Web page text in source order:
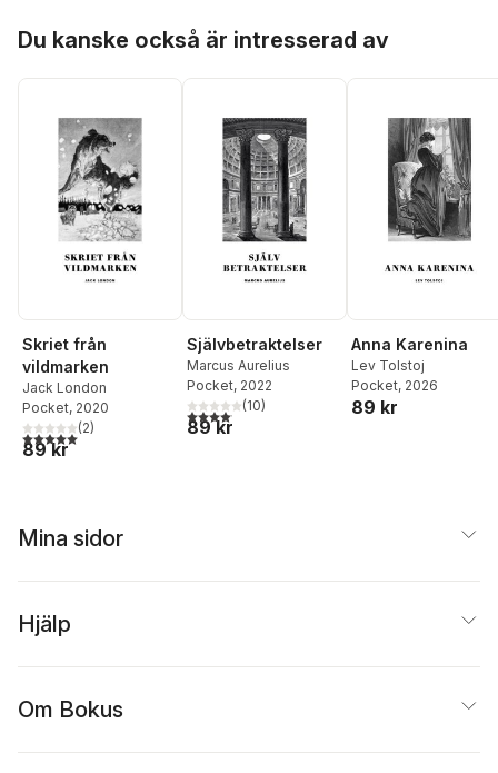
Du kanske också är intresserad av
Skriet från
vildmarken
Jack London
Pocket, 2020
5,0utav 5 stjärnor. Totalt antal röster:
(2)
89 kr
Självbetraktelser
Marcus Aurelius
Pocket, 2022
4,1utav 5 stjärnor. Totalt antal röster:
(10)
89 kr
Anna Karenina
Lev Tolstoj
Pocket, 2026
89 kr
Mina sidor
Hjälp
Om Bokus